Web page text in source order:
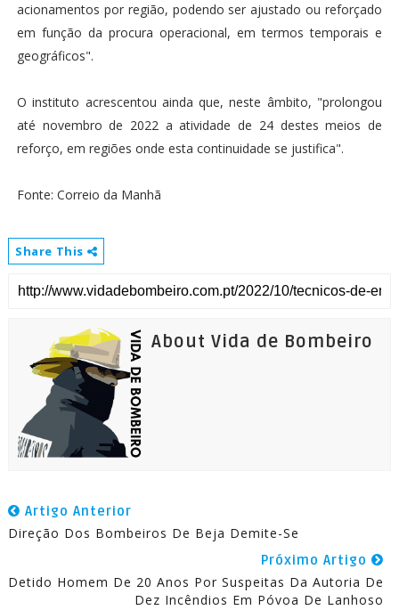
acionamentos por região, podendo ser ajustado ou reforçado
em função da procura operacional, em termos temporais e
geográficos".
O instituto acrescentou ainda que, neste âmbito, "prolongou
até novembro de 2022 a atividade de 24 destes meios de
reforço, em regiões onde esta continuidade se justifica".
Fonte: Correio da Manhã
Share This
About Vida de Bombeiro
Artigo Anterior
Direção Dos Bombeiros De Beja Demite-Se
Próximo Artigo
Detido Homem De 20 Anos Por Suspeitas Da Autoria De
Dez Incêndios Em Póvoa De Lanhoso